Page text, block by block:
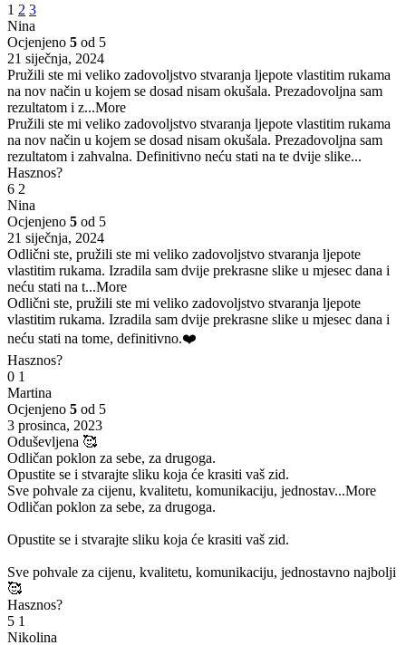
1 2 3
Nina
Ocjenjeno 5 od 5
21 siječnja, 2024
Pružili ste mi veliko zadovoljstvo stvaranja ljepote vlastitim rukama
na nov način u kojem se dosad nisam okušala. Prezadovoljna sam
rezultatom i z...More
Pružili ste mi veliko zadovoljstvo stvaranja ljepote vlastitim rukama
na nov način u kojem se dosad nisam okušala. Prezadovoljna sam
rezultatom i zahvalna. Definitivno neću stati na te dvije slike...
Hasznos?
6 2
Nina
Ocjenjeno 5 od 5
21 siječnja, 2024
Odlični ste, pružili ste mi veliko zadovoljstvo stvaranja ljepote
vlastitim rukama. Izradila sam dvije prekrasne slike u mjesec dana i
neću stati na t...More
Odlični ste, pružili ste mi veliko zadovoljstvo stvaranja ljepote
vlastitim rukama. Izradila sam dvije prekrasne slike u mjesec dana i
neću stati na tome, definitivno.❤️
Hasznos?
0 1
Martina
Ocjenjeno 5 od 5
3 prosinca, 2023
Oduševljena 🥰
Odličan poklon za sebe, za drugoga.
Opustite se i stvarajte sliku koja će krasiti vaš zid.
Sve pohvale za cijenu, kvalitetu, komunikaciju, jednostav...More
Odličan poklon za sebe, za drugoga.
Opustite se i stvarajte sliku koja će krasiti vaš zid.
Sve pohvale za cijenu, kvalitetu, komunikaciju, jednostavno najbolji
🥰
Hasznos?
5 1
Nikolina